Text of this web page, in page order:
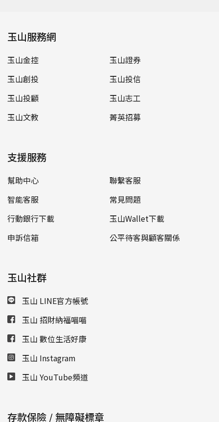
玉山服務網
玉山金控
玉山證券
玉山創投
玉山投信
玉山投顧
玉山志工
玉山文教
菁英招募
支援服務
幫助中心
聯繫客服
智能客服
常見問題
行動銀行下載
玉山Wallet下載
申訴信箱
公平待客與顧客關係
玉山社群
玉山 LINE官方帳號
玉山 招財納福喵喵
玉山 數位生活好康
玉山 Instagram
玉山 YouTube頻道
存款保險 / 無障礙標章